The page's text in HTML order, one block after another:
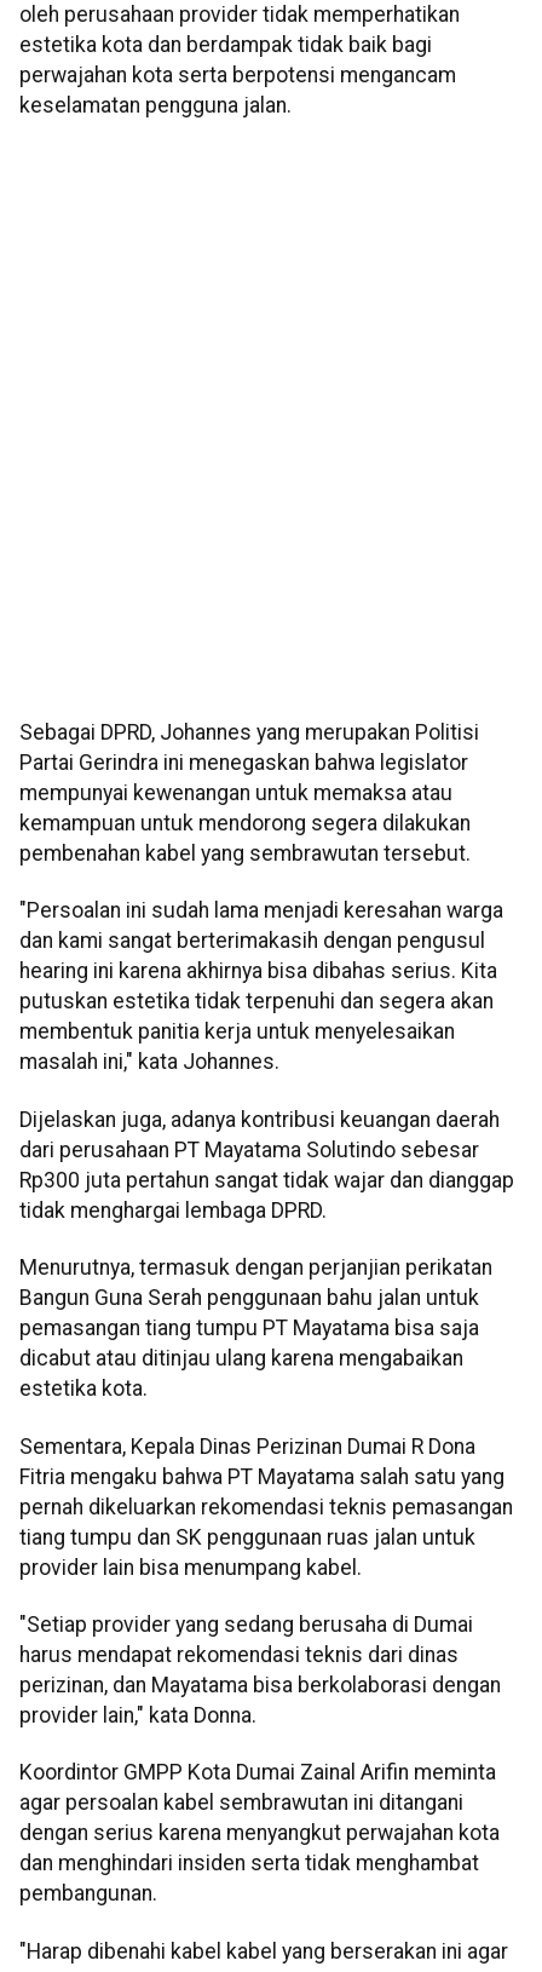
oleh perusahaan provider tidak memperhatikan
estetika kota dan berdampak tidak baik bagi
perwajahan kota serta berpotensi mengancam
keselamatan pengguna jalan.
Sebagai DPRD, Johannes yang merupakan Politisi
Partai Gerindra ini menegaskan bahwa legislator
mempunyai kewenangan untuk memaksa atau
kemampuan untuk mendorong segera dilakukan
pembenahan kabel yang sembrawutan tersebut.
"Persoalan ini sudah lama menjadi keresahan warga
dan kami sangat berterimakasih dengan pengusul
hearing ini karena akhirnya bisa dibahas serius. Kita
putuskan estetika tidak terpenuhi dan segera akan
membentuk panitia kerja untuk menyelesaikan
masalah ini," kata Johannes.
Dijelaskan juga, adanya kontribusi keuangan daerah
dari perusahaan PT Mayatama Solutindo sebesar
Rp300 juta pertahun sangat tidak wajar dan dianggap
tidak menghargai lembaga DPRD.
Menurutnya, termasuk dengan perjanjian perikatan
Bangun Guna Serah penggunaan bahu jalan untuk
pemasangan tiang tumpu PT Mayatama bisa saja
dicabut atau ditinjau ulang karena mengabaikan
estetika kota.
Sementara, Kepala Dinas Perizinan Dumai R Dona
Fitria mengaku bahwa PT Mayatama salah satu yang
pernah dikeluarkan rekomendasi teknis pemasangan
tiang tumpu dan SK penggunaan ruas jalan untuk
provider lain bisa menumpang kabel.
"Setiap provider yang sedang berusaha di Dumai
harus mendapat rekomendasi teknis dari dinas
perizinan, dan Mayatama bisa berkolaborasi dengan
provider lain," kata Donna.
Koordintor GMPP Kota Dumai Zainal Arifin meminta
agar persoalan kabel sembrawutan ini ditangani
dengan serius karena menyangkut perwajahan kota
dan menghindari insiden serta tidak menghambat
pembangunan.
"Harap dibenahi kabel kabel yang berserakan ini agar